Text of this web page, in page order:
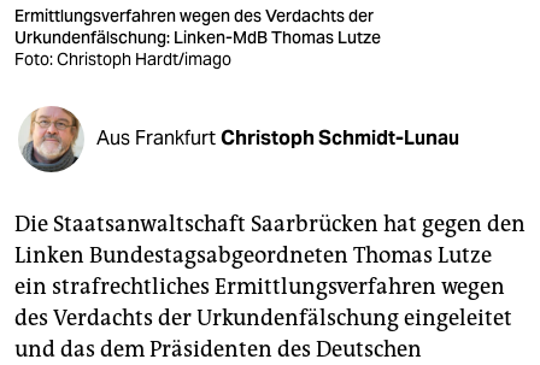
veranstaltungen
shop
fragen & hilfe
unterstützen
genossenschaft
epaper login
Ermittlungsverfahren wegen des Verdachts der
Urkundenfälschung: Linken-MdB Thomas Lutze
Foto: Christoph Hardt/imago
Aus FrankfurtChristoph Schmidt-Lunau
Die Staatsanwaltschaft Saarbrücken hat gegen den
Linken Bundestagsabgeordneten Thomas Lutze
ein strafrechtliches Ermittlungsverfahren wegen
des Verdachts der Urkundenfälschung eingeleitet
und das dem Präsidenten des Deutschen